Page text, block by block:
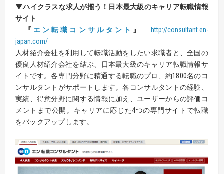
▼ハイクラスな求人が揃う！日本最大級のキャリア転職情報
サイト
『 エン転職コンサルタント 』
http://consultant.en-
japan.com/
人材紹介会社を利用して転職活動をしたい求職者と、全国の
優良人材紹介会社を結ぶ、日本最大級のキャリア転職情報サ
イトです。各専門分野に精通する転職のプロ、約1800名のコ
ンサルタントがサポートします。各コンサルタントの経験、
実績、得意分野に関する情報に加え、ユーザーからの評価コ
メントまで公開。キャリアに応じた4つの専門サイトで転職
をバックアップします。